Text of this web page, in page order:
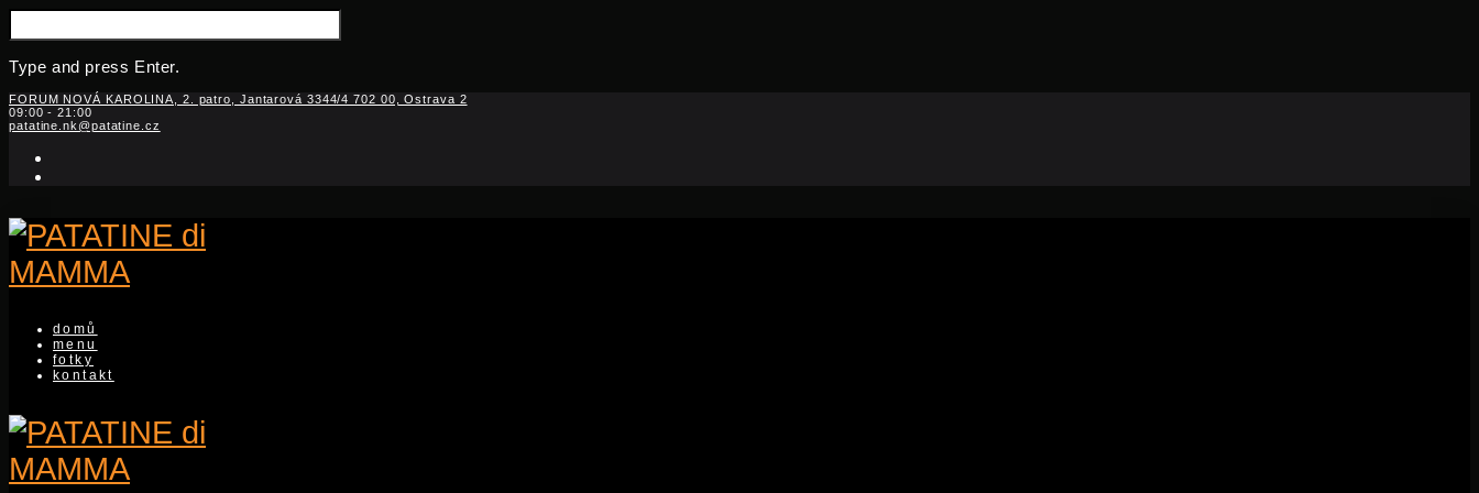
SEARCH
Type and press Enter.
Skip
to
content
FORUM NOVÁ KAROLINA, 2. patro, Jantarová 3344/4 702 00, Ostrava 2
09:00 - 21:00
patatine.nk@patatine.cz
domů
menu
fotky
kontakt